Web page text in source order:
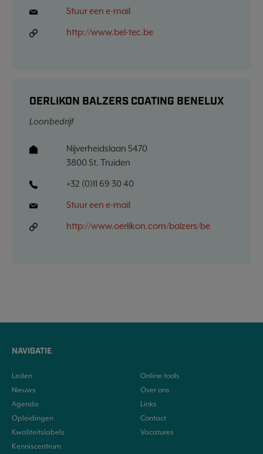
Stuur een e-mail
http://www.bel-tec.be
OERLIKON BALZERS COATING BENELUX
Loonbedrijf
Nijverheidslaan 5470
3800 St. Truiden
+32 (0)11 69 30 40
Stuur een e-mail
http://www.oerlikon.com/balzers/be
NAVIGATIE
Leden
Nieuws
Agenda
Opleidingen
Kwaliteitslabels
Kenniscentrum
Online tools
Over ons
Links
Contact
Vacatures